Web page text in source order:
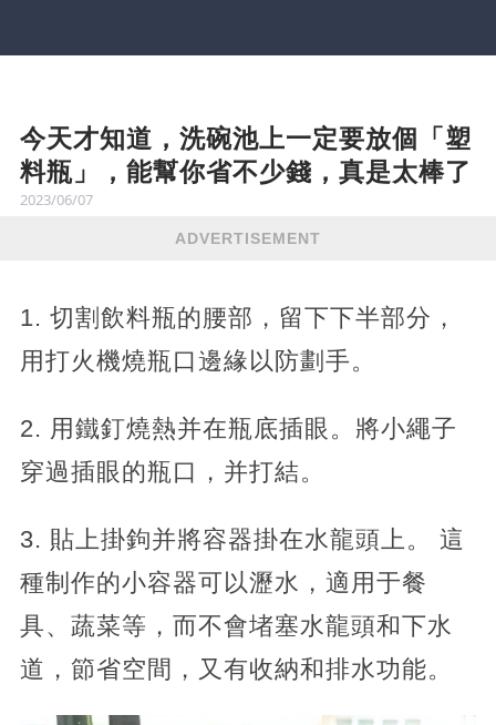
今天才知道，洗碗池上一定要放個「塑
料瓶」，能幫你省不少錢，真是太棒了
2023/06/07
ADVERTISEMENT
1. 切割飲料瓶的腰部，留下下半部分，
用打火機燒瓶口邊緣以防劃手。
2. 用鐵釘燒熱并在瓶底插眼。將小繩子
穿過插眼的瓶口，并打結。
3. 貼上掛鉤并將容器掛在水龍頭上。 這
種制作的小容器可以瀝水，適用于餐
具、蔬菜等，而不會堵塞水龍頭和下水
道，節省空間，又有收納和排水功能。